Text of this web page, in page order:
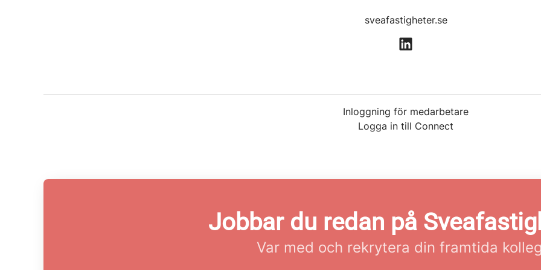
sveafastigheter.se
Inloggning för medarbetare
Logga in till Connect
Jobbar du redan på
Var med och rekrytera din framtida